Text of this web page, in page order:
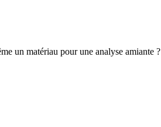
un matériau pour une analyse amiante ?